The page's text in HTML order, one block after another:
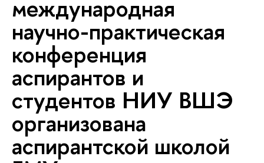
международная
научно-практическая
конференция
аспирантов и
студентов НИУ ВШЭ
организована
аспирантской школой